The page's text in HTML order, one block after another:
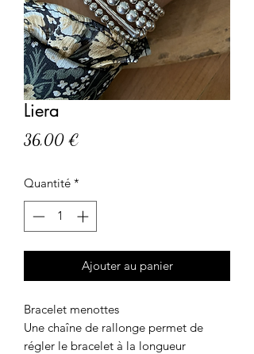
Liera
36,00 €
Quantité *
Ajouter au panier
Bracelet menottes
Une chaîne de rallonge permet de
régler le bracelet à la longueur